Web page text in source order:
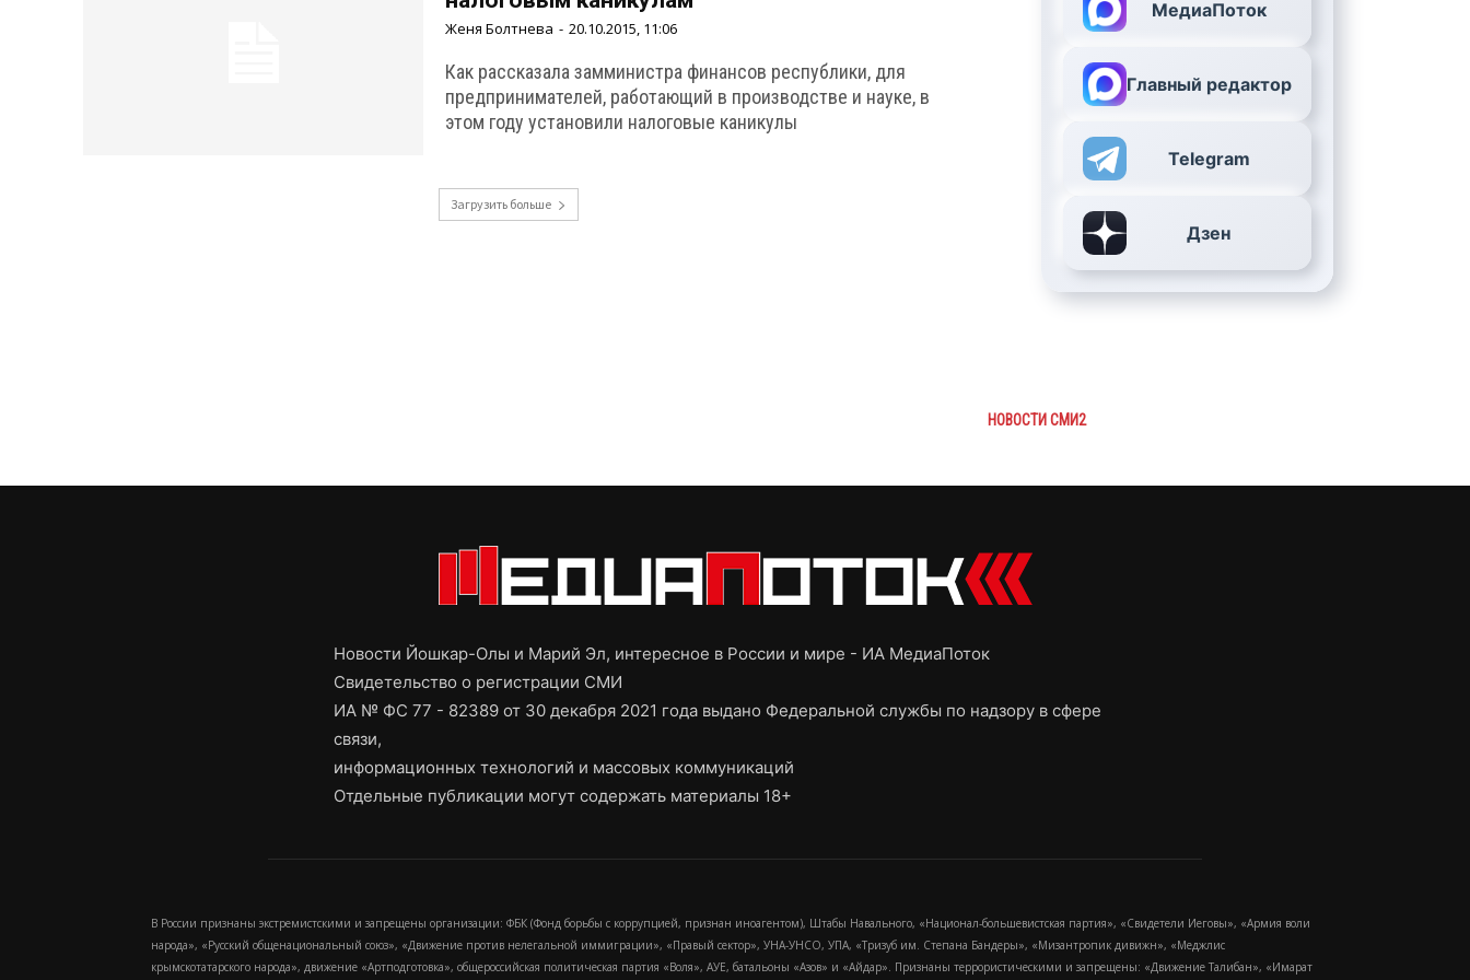
Женя Болтнева - 20.10.2015, 11:06
Как рассказала замминистра финансов республики, для
предпринимателей, работающий в производстве и науке, в
этом году установили налоговые каникулы
Загрузить больше
МедиаПоток
Главный редактор
Telegram
Дзен
НОВОСТИ СМИ2
Новости Йошкар-Олы и Марий Эл, интересное в России и мире - ИА МедиаПоток
Свидетельство о регистрации СМИ
ИА № ФС 77 - 82389 от 30 декабря 2021 года выдано Федеральной службы по надзору в сфере
связи,
информационных технологий и массовых коммуникаций
Отдельные публикации могут содержать материалы 18+
В России признаны экстремистскими и запрещены организации: ФБК (Фонд борьбы с коррупцией, признан иноагентом), Штабы Навального, «Национал-большевистская партия», «Свидетели Иеговы», «Армия воли
народа», «Русский общенациональный союз», «Движение против нелегальной иммиграции», «Правый сектор», УНА-УНСО, УПА, «Тризуб им. Степана Бандеры», «Мизантропик дивижн», «Меджлис
крымскотатарского народа», движение «Артподготовка», общероссийская политическая партия «Воля», АУЕ, батальоны «Азов» и «Айдар». Признаны террористическими и запрещены: «Движение Талибан», «Имарат